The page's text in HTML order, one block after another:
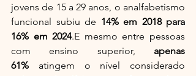
jovens de 15 a 29 anos, o analfabetismo
funcional subiu de 14% em 2018 para
16% em 2024.E mesmo entre pessoas
com ensino superior, apenas
61% atingem o nível considerado